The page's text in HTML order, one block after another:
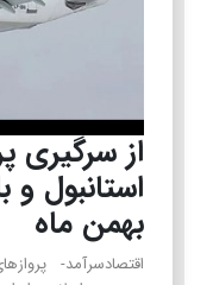
از سرگیری
بهمن ماه
اقتصادسرآمد-